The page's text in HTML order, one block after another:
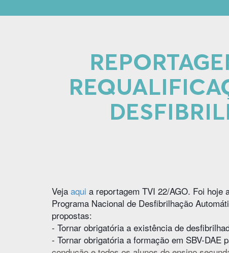
Veja aqui a reportagem TVI 22/AGO. Foi hoje
Programa Nacional de Desfibrilhação
propostas:
- Tornar obrigatória a existência de
- Tornar obrigatória a formação em SBV-DAE